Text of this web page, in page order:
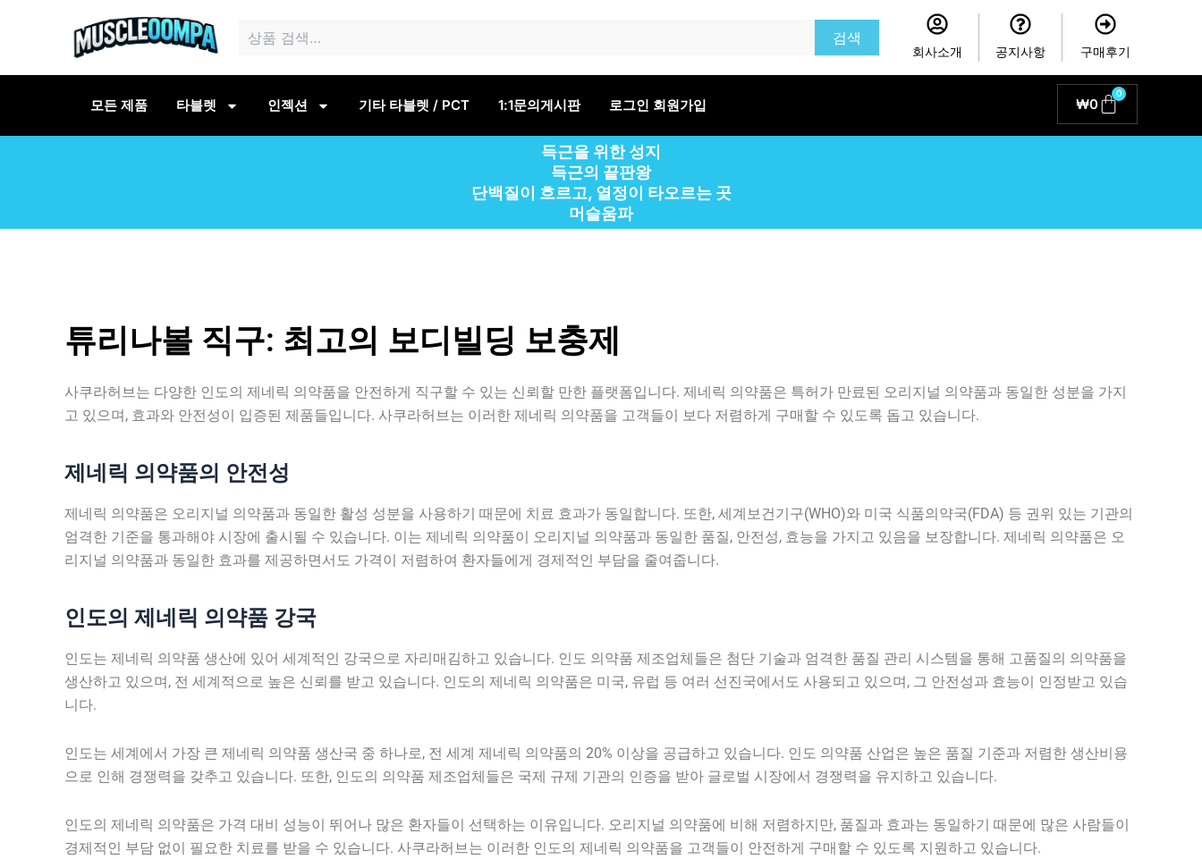
로
색:
검색
회사소개 공지사항 구매후기
모든 제품 타블렛 인젝션 기타 타블렛 / PCT 1:1문의게시판 로그인 회원가입 ₩0
0
Cart
득근을 위한 성지
득근의 끝판왕
단백질이 흐르고, 열정이 타오르는 곳
머슬움파
튜리나볼 직구: 최고의 보디빌딩 보충제
사쿠라허브는 다양한 인도의 제네릭 의약품을 안전하게 직구할 수 있는 신뢰할 만한 플랫폼입니다. 제네릭 의약품은 특허가 만료된 오리지널 의약품과 동일한 성분을 가지
고 있으며, 효과와 안전성이 입증된 제품들입니다. 사쿠라허브는 이러한 제네릭 의약품을 고객들이 보다 저렴하게 구매할 수 있도록 돕고 있습니다.
제네릭 의약품의 안전성
제네릭 의약품은 오리지널 의약품과 동일한 활성 성분을 사용하기 때문에 치료 효과가 동일합니다. 또한, 세계보건기구(WHO)와 미국 식품의약국(FDA) 등 권위 있는 기관의
엄격한 기준을 통과해야 시장에 출시될 수 있습니다. 이는 제네릭 의약품이 오리지널 의약품과 동일한 품질, 안전성, 효능을 가지고 있음을 보장합니다. 제네릭 의약품은 오
리지널 의약품과 동일한 효과를 제공하면서도 가격이 저렴하여 환자들에게 경제적인 부담을 줄여줍니다.
인도의 제네릭 의약품 강국
인도는 제네릭 의약품 생산에 있어 세계적인 강국으로 자리매김하고 있습니다. 인도 의약품 제조업체들은 첨단 기술과 엄격한 품질 관리 시스템을 통해 고품질의 의약품을
생산하고 있으며, 전 세계적으로 높은 신뢰를 받고 있습니다. 인도의 제네릭 의약품은 미국, 유럽 등 여러 선진국에서도 사용되고 있으며, 그 안전성과 효능이 인정받고 있습
니다.
인도는 세계에서 가장 큰 제네릭 의약품 생산국 중 하나로, 전 세계 제네릭 의약품의 20% 이상을 공급하고 있습니다. 인도 의약품 산업은 높은 품질 기준과 저렴한 생산비용
으로 인해 경쟁력을 갖추고 있습니다. 또한, 인도의 의약품 제조업체들은 국제 규제 기관의 인증을 받아 글로벌 시장에서 경쟁력을 유지하고 있습니다.
인도의 제네릭 의약품은 가격 대비 성능이 뛰어나 많은 환자들이 선택하는 이유입니다. 오리지널 의약품에 비해 저렴하지만, 품질과 효과는 동일하기 때문에 많은 사람들이
경제적인 부담 없이 필요한 치료를 받을 수 있습니다. 사쿠라허브는 이러한 인도의 제네릭 의약품을 고객들이 안전하게 구매할 수 있도록 지원하고 있습니다.